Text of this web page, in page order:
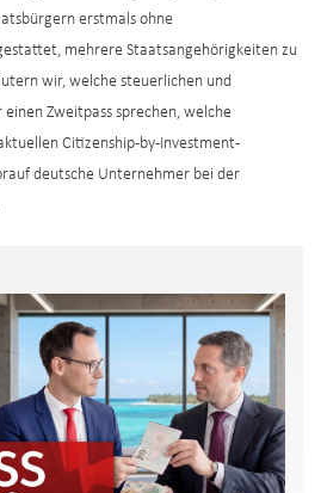
erstmals ohne
mehrere Staatsangehörigkeiten zu
wir, welche steuerlichen und
Zweitpass sprechen, welche
Citizenship-by-Investment-
deutsche Unternehmer bei der